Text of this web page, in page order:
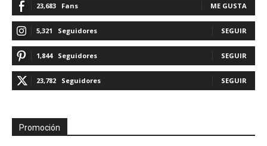
23,683 Fans ME GUSTA
5,321 Seguidores SEGUIR
1,844 Seguidores SEGUIR
23,782 Seguidores SEGUIR
Promoción